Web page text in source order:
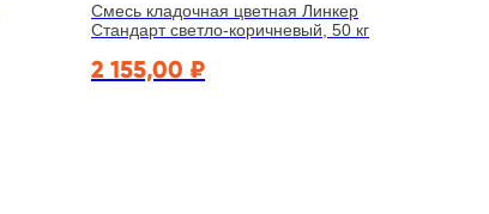
Смесь кладочная цветная Линкер
Стандарт светло-коричневый, 50 кг
2 155,00 ₽